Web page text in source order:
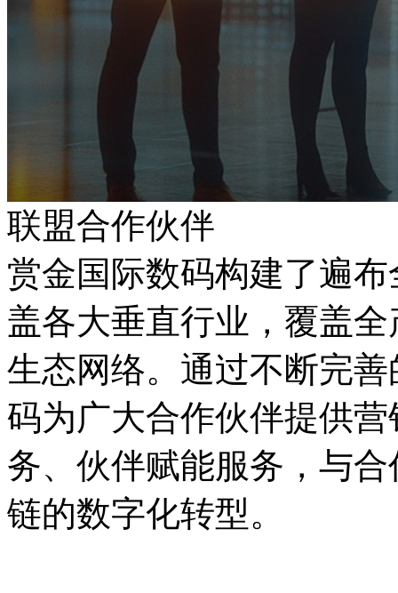
联盟合作伙伴
赏金国际数码构建了遍布全
盖各大垂直行业，覆盖
生态网络。通过不断完善
码为广大合作伙伴提供营
务、伙伴赋能服务，
链的数字化转型。